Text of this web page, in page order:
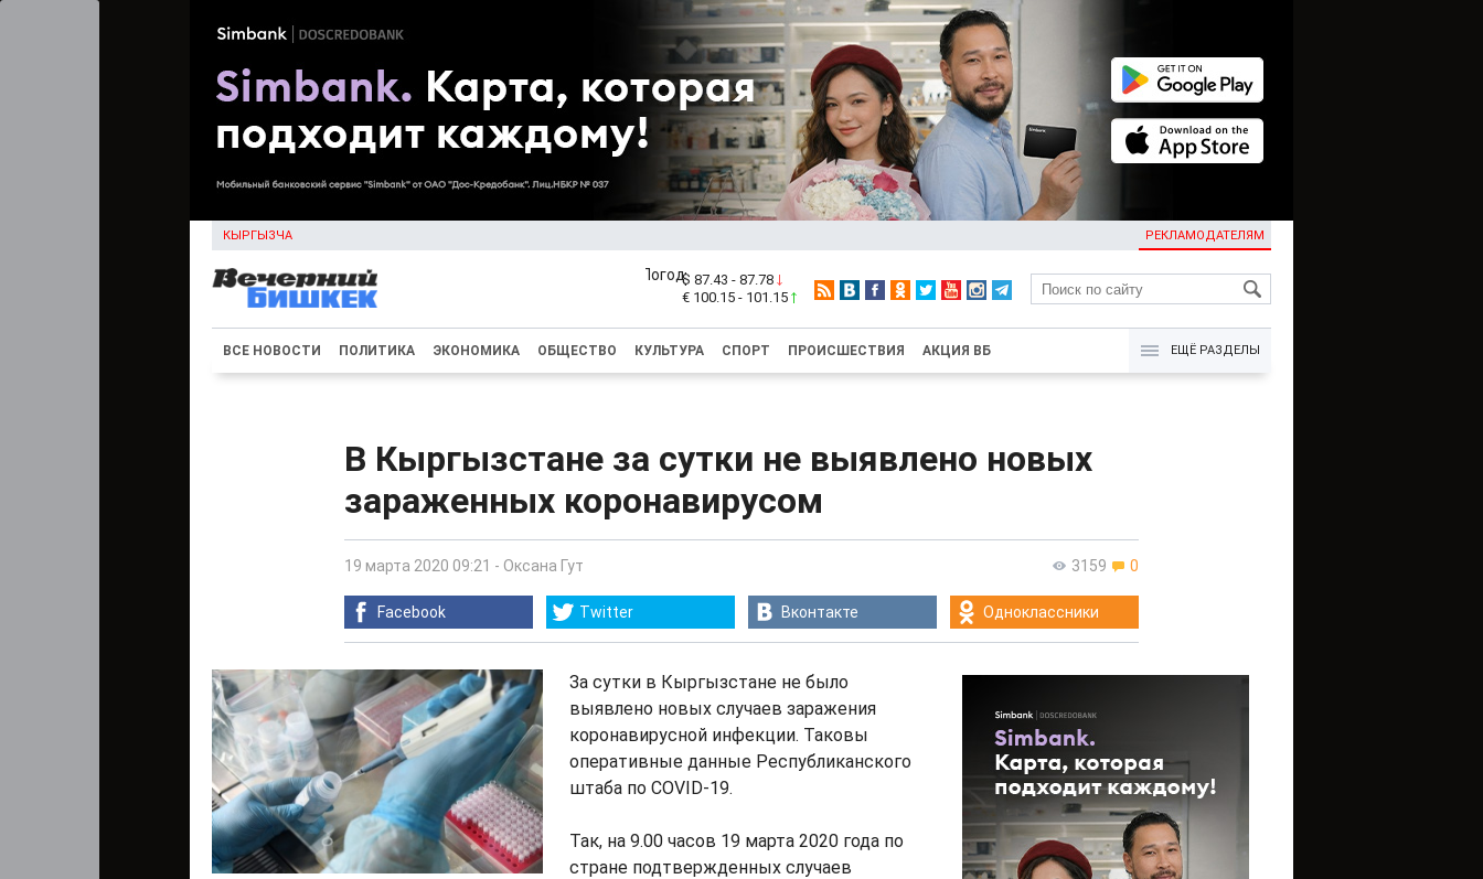
КЫРГЫЗЧА РЕКЛАМОДАТЕЛЯМ
KG
$ 87.43 - 87.78
€ 100.15 - 101.15
ВСЕ НОВОСТИ ПОЛИТИКА ЭКОНОМИКА ОБЩЕСТВО КУЛЬТУРА СПОРТ ПРОИСШЕСТВИЯ АКЦИЯ ВБ ЕЩЁ РАЗДЕЛЫ
В Кыргызстане за сутки не выявлено новых
зараженных коронавирусом
3159 0
19 марта 2020 09:21 - Оксана Гут
Facebook Twitter Вконтакте Одноклассники
За сутки в Кыргызстане не было
выявлено новых случаев заражения
коронавирусной инфекции. Таковы
оперативные данные Республиканского
штаба по COVID-19.
Так, на 9.00 часов 19 марта 2020 года по
стране подтвержденных случаев